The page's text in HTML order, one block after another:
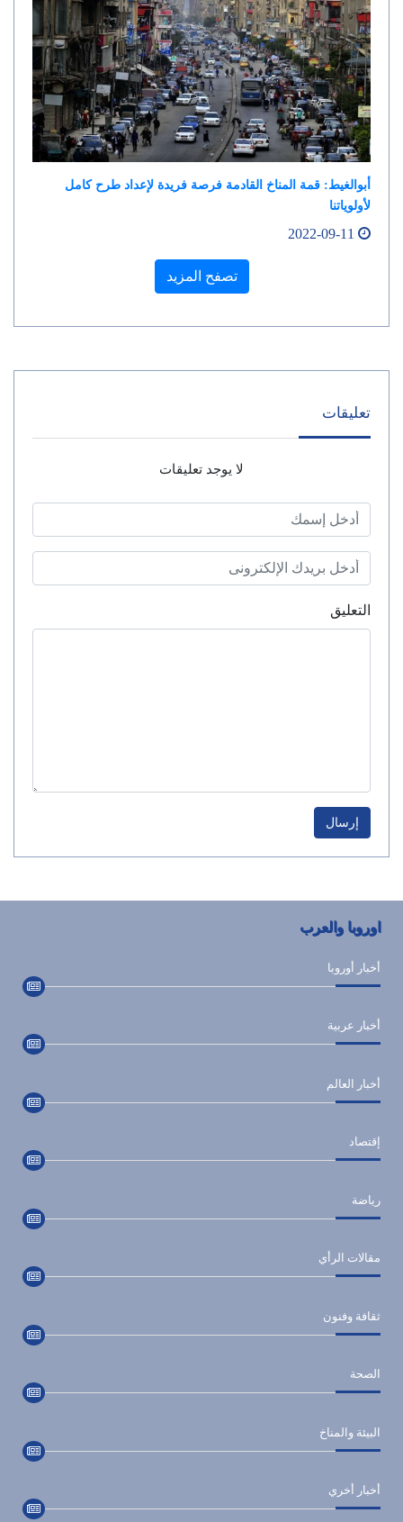
أبوالغيط: قمة المناخ القادمة فرصة فريدة لإعداد طرح كامل
لأولوياتنا
تصفح المزيد
تعليقات
لا يوجد تعليقات
التعليق
إرسال
اوروبا والعرب
أخبار أوروبا
أخبار عربية
أخبار العالم
إقتصاد
رياضة
مقالات الرأي
ثقافة وفنون
الصحة
البيئة والمناخ
أخبار أخري